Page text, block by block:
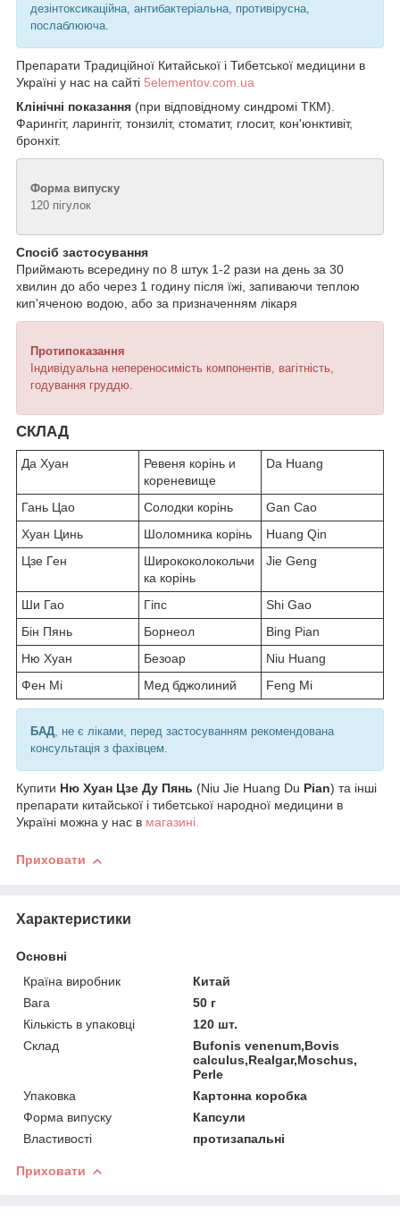
дезінтоксикаційна, антибактеріальна, противірусна,
послаблююча.
Препарати Традиційної Китайської і Тибетської медицини в
Україні у нас на сайті 5elementov.com.ua
Клінічні показання (при відповідному синдромі ТКМ).
Фарингіт, ларингіт, тонзиліт, стоматит, глосит, кон'юнктивіт,
бронхіт.
Форма випуску
120 пігулок
Спосіб застосування
Приймають всередину по 8 штук 1-2 рази на день за 30
хвилин до або через 1 годину після їжі, запиваючи теплою
кип'яченою водою, або за призначенням лікаря
Протипоказання
Індивідуальна непереносимість компонентів, вагітність,
годування груддю.
СКЛАД
Да Хуан
Ревеня корінь и
кореневище
Da Huang
Гань Цао Солодки корінь
Gan Cao
Хуан Цинь
Шоломника корінь
Huang Qin
Цзе Ген
Ширококолокольчи
ка корінь
Jie Geng
Ши Гао Гіпс
Shi Gao
Бін Пянь
Борнеол
Bing Pian
Ню Хуан
Безоар
Niu Huang
Фен Мі
Мед бджолиний Feng Mi
БАД, не є ліками, перед застосуванням рекомендована
консультація з фахівцем.
Купити Ню Хуан Цзе Ду Пянь (Niu Jie Huang Du Pian) та інші
препарати китайської і тибетської народної медицини в
Україні можна у нас в магазині.
Приховати
Характеристики
Основні
Країна виробник
Китай
Вага
50 г
Кількість в упаковці
120 шт.
Склад
Bufonis venenum,Bovis
calculus,Realgar,Moschus,
Perle
Упаковка
Картонна коробка
Форма випуску
Капсули
Властивості
протизапальні
Приховати